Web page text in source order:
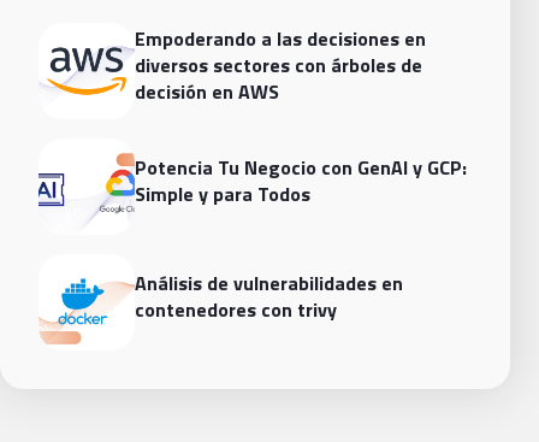
Empoderando a las decisiones en
diversos sectores con árboles de
decisión en AWS
Potencia Tu Negocio con GenAI y GCP:
Simple y para Todos
Análisis de vulnerabilidades en
contenedores con trivy